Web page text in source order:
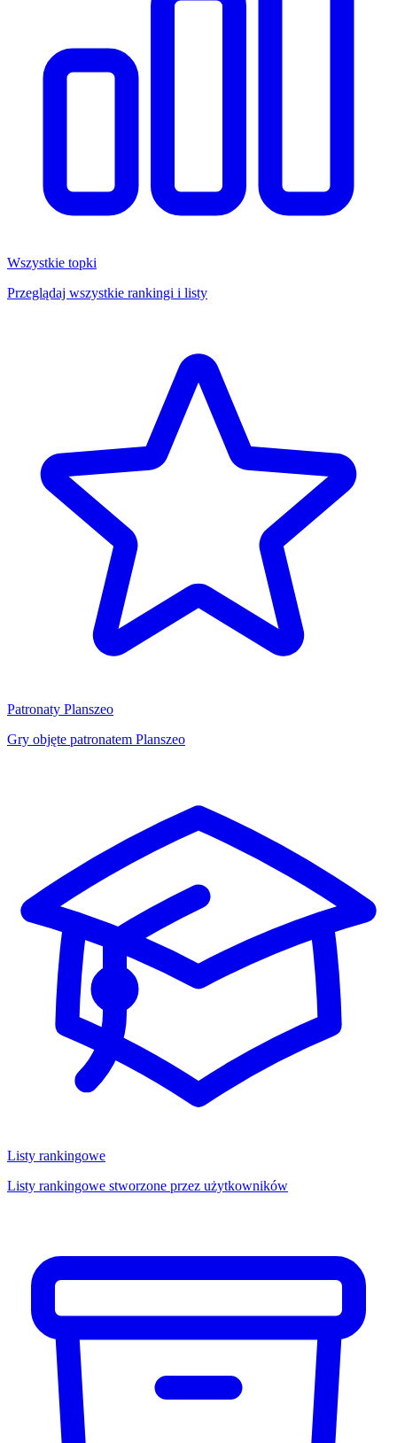
Wszystkie topki
Przeglądaj wszystkie rankingi i listy
Patronaty Planszeo
Gry objęte patronatem Planszeo
Listy rankingowe
Listy rankingowe stworzone przez użytkowników